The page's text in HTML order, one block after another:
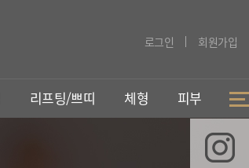
로그인 회원가입
리프팅/쁘띠 체형 피부